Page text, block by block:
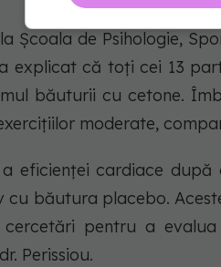
Școala de Psihologie,
explicat că toți cei 13
băuturii cu cetone.
moderate,
eficienței cardiace
băutura placebo.
pentru a
Perissiou.